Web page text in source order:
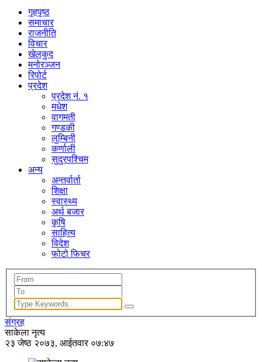
गृहपृष्ठ
समाचार
राजनीति
विचार
खेलकुद
मनोरञ्जन
रिपोर्ट
प्रदेश
प्रदेश नं. १
मधेश
वागमती
गण्डकी
लुम्बिनी
कर्णाली
सुदुरपश्चिम
अन्य
अन्तर्वार्ता
शिक्षा
स्वास्थ्य
अर्थ बजार
कृषि
साहित्य
विदेश
फोटो फिचर
संग्रह
साकेला नृत्य
२३ जेष्ठ २०७३, आईतवार ०७:४७